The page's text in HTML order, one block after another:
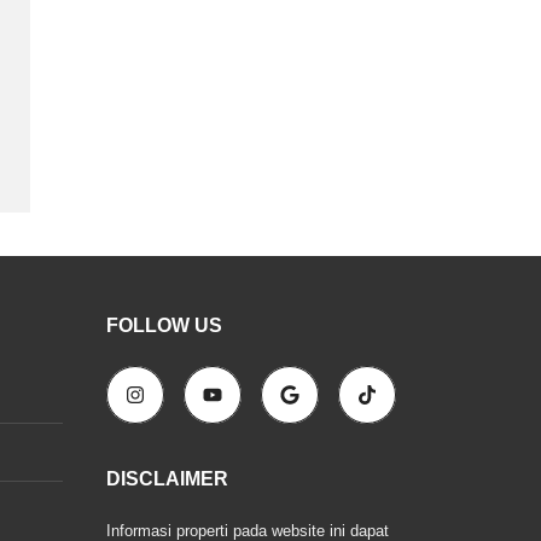
FOLLOW US
DISCLAIMER
Informasi properti pada website ini dapat